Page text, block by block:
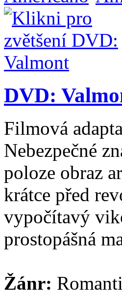
DVD:
Filmová
Nebezpečné
poloze obraz
krátce před
vypočítavý
prostopášná
Žánr: